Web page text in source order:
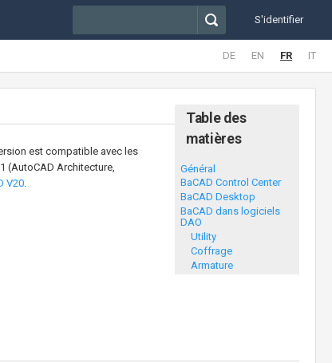
S'identifier
DE EN FR IT
Table des
matières
Général
BaCAD Control Center
BaCAD Desktop
BaCAD dans logiciels
DAO
Utility
Coffrage
Armature
est compatible avec les
(AutoCAD Architecture,
V20.